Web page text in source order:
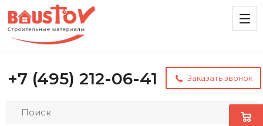
+7 (495) 212-06-41 Заказать звонок